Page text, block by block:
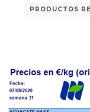
PRODUCTOS